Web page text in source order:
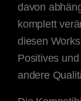
davon
komplett
diesen
Positives
andere